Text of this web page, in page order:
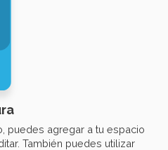
puedes agregar a tu espacio
También puedes utilizar